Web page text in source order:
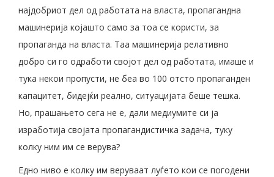
најдобриот дел од работата на власта, пропагандна
машинерија којашто само за тоа се користи, за
пропаганда на власта. Таа машинерија релативно
добро си го одработи својот дел од работата, имаше и
тука некои пропусти, не беа во 100 отсто пропаганден
капацитет, бидејќи реално, ситуацијата беше тешка.
Но, прашањето сега не е, дали медиумите си ја
изработија својата пропагандистичка задача, туку
колку ним им се верува?
Едно ниво е колку им веруваат луѓето кои се погодени